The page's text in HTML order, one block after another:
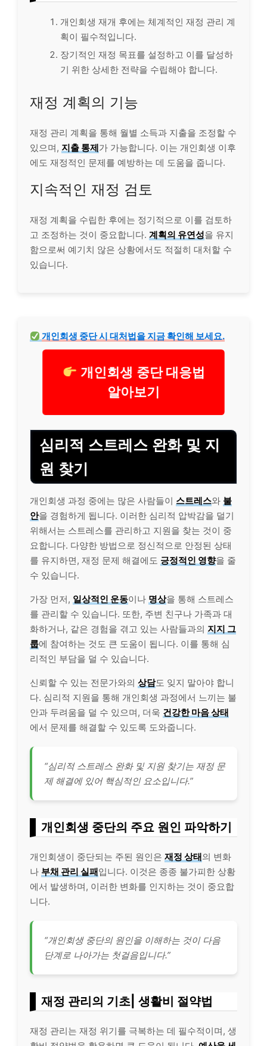
개인회생 재개 후에는 체계적인 재정 관리 계
획이 필수적입니다.
장기적인 재정 목표를 설정하고 이를 달성하
기 위한 상세한 전략을 수립해야 합니다.
재정 계획의 기능
재정 관리 계획을 통해 월별 소득과 지출을 조정할 수
있으며, 지출 통제가 가능합니다. 이는 개인회생 이후
에도 재정적인 문제를 예방하는 데 도움을 줍니다.
지속적인 재정 검토
재정 계획을 수립한 후에는 정기적으로 이를 검토하
고 조정하는 것이 중요합니다. 계획의 유연성을 유지
함으로써 예기치 않은 상황에서도 적절히 대처할 수
있습니다.
개인회생 중단 시 대처법을 지금 확인해 보세요.
개인회생 중단 대응법
알아보기
심리적 스트레스 완화 및 지
원 찾기
개인회생 과정 중에는 많은 사람들이 스트레스와 불
안을 경험하게 됩니다. 이러한 심리적 압박감을 덜기
위해서는 스트레스를 관리하고 지원을 찾는 것이 중
요합니다. 다양한 방법으로 정신적으로 안정된 상태
를 유지하면, 재정 문제 해결에도 긍정적인 영향을 줄
수 있습니다.
가장 먼저, 일상적인 운동이나 명상을 통해 스트레스
를 관리할 수 있습니다. 또한, 주변 친구나 가족과 대
화하거나, 같은 경험을 겪고 있는 사람들과의 지지 그
룹에 참여하는 것도 큰 도움이 됩니다. 이를 통해 심
리적인 부담을 덜 수 있습니다.
신뢰할 수 있는 전문가와의 상담도 잊지 말아야 합니
다. 심리적 지원을 통해 개인회생 과정에서 느끼는 불
안과 두려움을 덜 수 있으며, 더욱 건강한 마음 상태
에서 문제를 해결할 수 있도록 도와줍니다.
“심리적 스트레스 완화 및 지원 찾기는 재정 문
제 해결에 있어 핵심적인 요소입니다.”
개인회생 중단의 주요 원인 파악하기
개인회생이 중단되는 주된 원인은 재정 상태의 변화
나 부채 관리 실패입니다. 이것은 종종 불가피한 상황
에서 발생하며, 이러한 변화를 인지하는 것이 중요합
니다.
“개인회생 중단의 원인을 이해하는 것이 다음
단계로 나아가는 첫걸음입니다.”
재정 관리의 기초| 생활비 절약법
재정 관리는 재정 위기를 극복하는 데 필수적이며, 생